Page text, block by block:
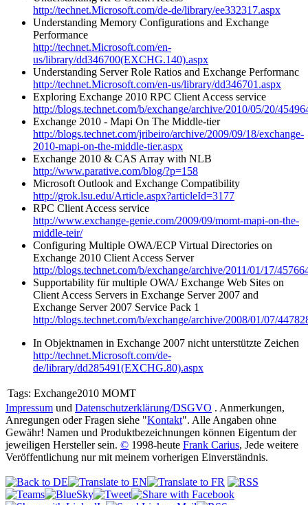
http://technet.Microsoft.com/de-de/library/ee332317.aspx
Understanding Memory Configurations and Exchange
Performance
http://technet.Microsoft.com/en-
us/library/dd346700(EXCHG.140).aspx
Understanding Server Role Ratios and Exchange Performanc
http://technet.Microsoft.com/en-us/library/dd346701.aspx
Exploring Exchange 2010 RPC Client Access service
http://blogs.technet.com/b/exchange/archive/2010/05/20/
Exchange 2010 - Mapi On The Middle-tier
http://blogs.technet.com/jribeiro/archive/2009/09/18/exchange-
2010-mapi-on-the-middle-tier.aspx
Exchange 2010 & CAS Array with NLB
http://www.parative.com/blog/?p=158
Microsoft Outlook and Exchange Compatibility
http://grok.lsu.edu/Article.aspx?articleId=3177
RPC Client Access service
http://www.exchange-genie.com/2009/09/momt-mapi-on-the-
middle-teir/
Configuring Multiple OWA/ECP Virtual Directories on
Exchange 2010 Client Access Server
http://blogs.technet.com/b/exchange/archive/2011/01/17/
Supportability für multiple OWA/ Exchange Web Sites on
Client Access Servers in Exchange Server 2007 and
Exchange Server 2007 Service Pack 1
http://blogs.technet.com/b/exchange/archive/2008/01/07/
In Objektnamen in Exchange 2007 nicht unterstützte Zeichen
http://technet.Microsoft.com/de-
de/library/dd285491(EXCHG.80).aspx
Tags: Exchange2010 MOMT
Impressum und Datenschutzerklärung/DSGVO . Anmerkungen,
Anregungen oder Fragen siehe "Kontakt". Alle Angaben ohne
Gewähr! Namen und Produktbezeichnungen können Eigentum der
jeweiligen Hersteller sein. © 1998-heute Frank Carius, Jede weitere
Veröffentlichung nur mit meinem vorherigen Einverständnis.